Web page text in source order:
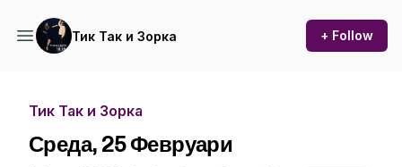
Тик Так и Зорка + Follow
Тик Так и Зорка
Среда, 25 Февруари